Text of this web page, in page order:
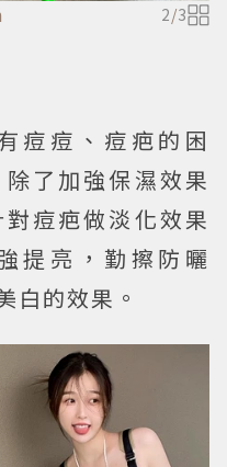
2/3
痘痘、痘疤的困
了加強保濕效果
痘疤做淡化效果
提亮，勤擦防曬
白的效果。